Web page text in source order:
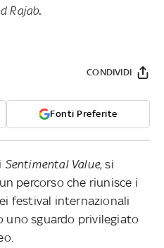
Rajab.
Fonti Preferite
CONDIVIDI
Sentimental Value, si
un percorso che riunisce i
festival internazionali
uno sguardo privilegiato